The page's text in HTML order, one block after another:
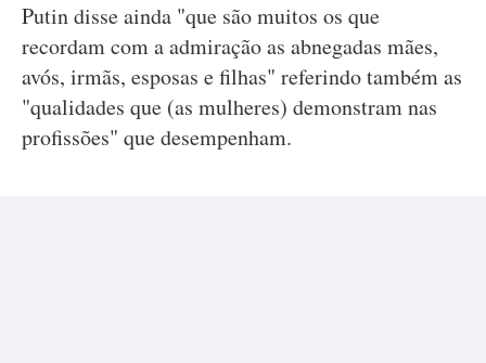
Putin disse ainda "que são muitos os que
recordam com a admiração as abnegadas mães,
avós, irmãs, esposas e filhas" referindo também as
"qualidades que (as mulheres) demonstram nas
profissões" que desempenham.